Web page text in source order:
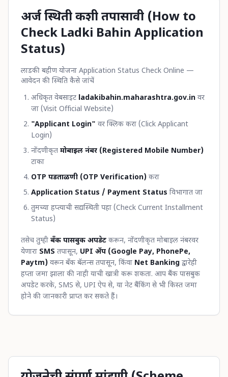
अर्ज स्थिती कशी तपासावी (How to
Check Ladki Bahin Application
Status)
लाडकी बहीण योजना Application Status Check Online —
आवेदन की स्थिति कैसे जांचें
अधिकृत वेबसाइट ladakibahin.maharashtra.gov.in वर
जा (Visit Official Website)
"Applicant Login" वर क्लिक करा (Click Applicant
Login)
नोंदणीकृत मोबाइल नंबर (Registered Mobile Number)
टाका
OTP पडताळणी (OTP Verification) करा
Application Status / Payment Status विभागात जा
तुमच्या हप्त्याची सद्यस्थिती पहा (Check Current Installment
Status)
तसेच तुम्ही बँक पासबुक अपडेट करून, नोंदणीकृत मोबाइल नंबरवर
येणारा SMS तपासून, UPI ॲप (Google Pay, PhonePe,
Paytm) वरून बँक बॅलन्स तपासून, किंवा Net Banking द्वारेही
हप्ता जमा झाला की नाही याची खात्री करू शकता. आप बैंक पासबुक
अपडेट करके, SMS से, UPI ऐप से, या नेट बैंकिंग से भी किस्त जमा
होने की जानकारी प्राप्त कर सकते हैं।